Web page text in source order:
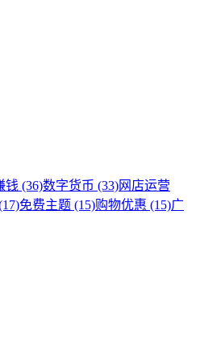
钱 (36)数字货币 (33)网店运营
免费主题 (15)购物优惠 (15)广